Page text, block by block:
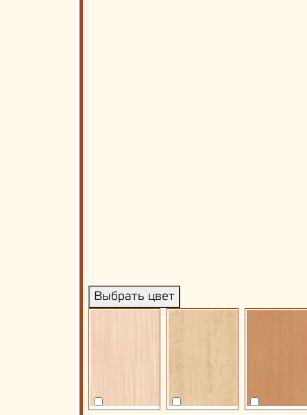
Выбрать цвет